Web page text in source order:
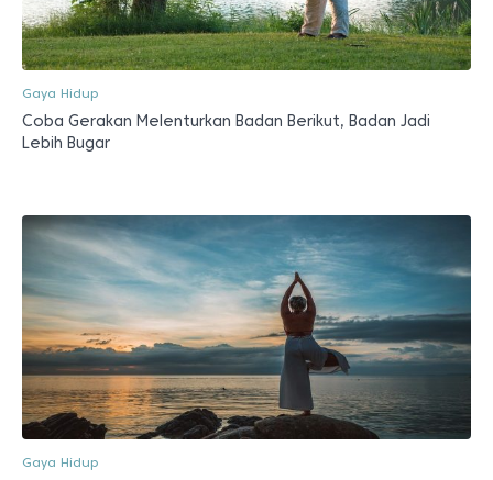
Gaya Hidup
Coba Gerakan Melenturkan Badan Berikut, Badan Jadi
Lebih Bugar
Gaya Hidup